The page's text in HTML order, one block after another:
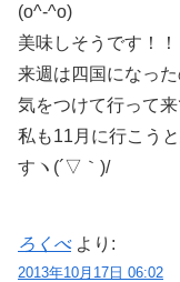
(o^-^o)
美味しそうです！！
来週は四国になった
気をつけて行って
私も11月に行こう
すヽ(´▽｀)/
ろくべ より:
2013年10月17日 06:02